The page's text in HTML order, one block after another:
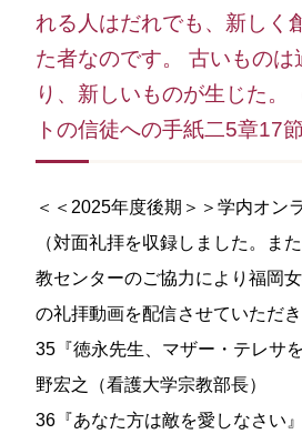
れる人はだれでも、新しく
た者なのです。 古いものは
り、新しいものが生じた。
トの信徒への手紙二5章17節
＜＜2025年度後期＞＞学内オン
（対面礼拝を収録しました。ま
教センターのご協力により福岡
の礼拝動画を配信させていただき
35『徳永先生、マザー・テレサ
野宏之（看護大学宗教部長）
36『あなた方は敵を愛しなさい